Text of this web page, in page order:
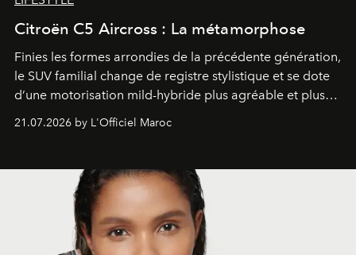
Citroën C5 Aircross : La métamorphose
Finies les formes arrondies de la précédente génération,
le SUV familial change de registre stylistique et se dote
d’une motorisation mild-hybride plus agréable et plus
gagné en maturité.
21.07.2026 by L'Officiel Maroc